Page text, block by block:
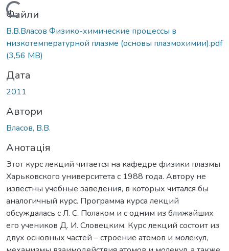
Вантажиться...
Файли
В.В.Власов Физико-химические процессы в
низкотемпературной плазме (основы плазмохимии).pdf
(3,56 MB)
Дата
2011
Автори
Власов, В.В.
Анотація
Этот курс лекций читается на кафедре физики плазмы
Харьковского университета с 1988 года. Автору не
известны учебные заведения, в которых читался бы
аналогичный курс. Программа курса лекций
обсуждалась с Л. С. Полаком и с одним из ближайших
его учеников Д. И. Словецким. Курс лекций состоит из
двух основных частей – строение атомов и молекул,